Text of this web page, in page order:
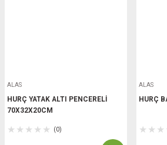
ALAS
HURÇ YATAK ALTI PENCERELİ
70X32X20CM
(0)
ALAS
HURÇ